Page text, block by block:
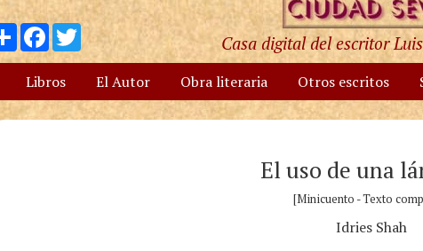
Compartir
Facebook
Twitter
Casa digital del escritor
Libros El Autor Obra literaria Otros escritos
El uso de una
[Minicuento - Texto
Idries Shah